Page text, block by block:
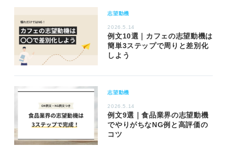
志望動機
2026.5.14
例文10選｜カフェの志望動機は
簡単3ステップで周りと差別化
しよう
志望動機
2026.5.14
例文9選｜食品業界の志望動機
でやりがちなNG例と高評価の
コツ